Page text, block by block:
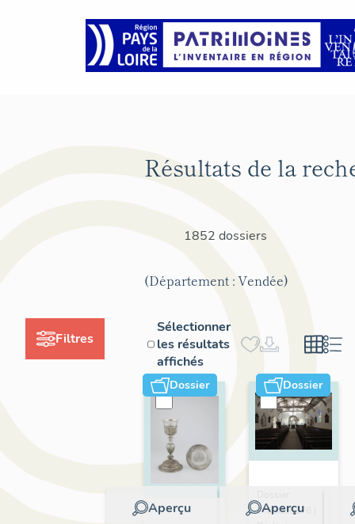
Filtres
Résultats de la
1852 dossiers
(Département : Vendée)
Sélectionner
les résultats
affichés
Dossier
Aperçu
Dossier
Aperçu
IM85000676 |